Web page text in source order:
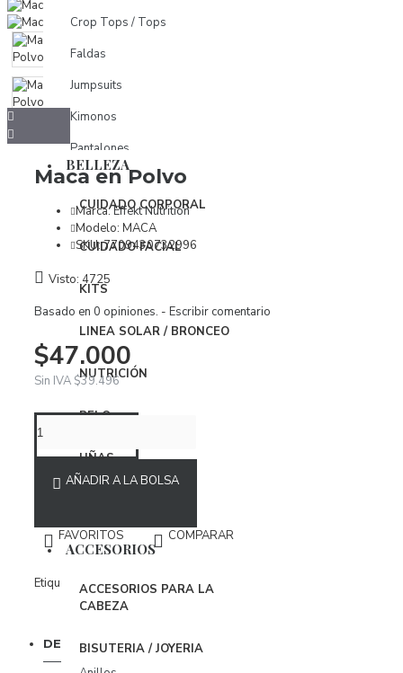
Crop Tops / Tops
Faldas
Jumpsuits
Kimonos
Pantalones
Pareos
Shorts
Tunicas
Vestidos
ROPA INTERIOR
Body
Brasier
Conjuntos
Organizador Ropa Interior
BabyDoll
Pijamas
BELLEZA
CUIDADO CORPORAL
CUIDADO FACIAL
KITS
LINEA SOLAR / BRONCEO
NUTRICIÓN
PELO
UÑAS
ACCESORIOS
ACCESORIOS PARA LA
CABEZA
BISUTERIA / JOYERIA
Maca en Polvo
Marca:Effekt Nutrition
Modelo: MACA
SKU: 7709430732996
Visto: 4725
Basado en 0 opiniones. - Escribir comentario
$47.000
Sin IVA $39.496
AÑADIR A LA BOLSA
FAVORITOS COMPARAR
Etiquetas Effekt Nutrition Suplementos
DESCRIPCIÓN COMENTARIOS